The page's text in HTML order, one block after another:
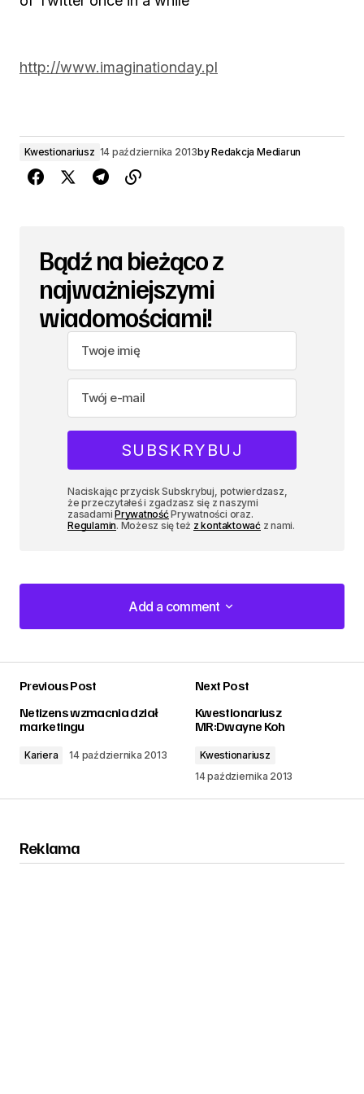
http://www.imaginationday.pl
Kwestionariusz 14 października 2013byRedakcja Mediarun
Bądź na bieżąco z
najważniejszymi
wiadomościami!
Naciskając przycisk Subskrybuj, potwierdzasz,
że przeczytałeś i zgadzasz się z naszymi
zasadamiPrywatnośćPrywatności oraz.
Regulamin. Możesz się też z kontaktowaćz nami.
Add a comment
Add a comment
Previous Post
Netizens wzmacnia dział
marketingu
Kariera 14 października 2013
Next Post
Kwestionariusz
MR:Dwayne Koh
Kwestionariusz
14 października 2013
Reklama